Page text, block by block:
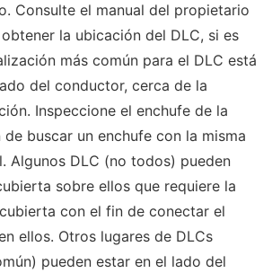
Consulte el manual del propietario
la ubicación del DLC, si es
más común para el DLC está
del conductor, cerca de la
Inspeccione el enchufe de la
buscar un enchufe con la misma
Algunos DLC (no todos) pueden
sobre ellos que requiere la
con el fin de conectar el
ellos. Otros lugares de DLCs
pueden estar en el lado del